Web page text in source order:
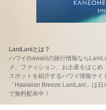
LaniLaniとは？
ハワイ(hawaii)の旅行情報なら
メ、ファッション、お土産をはじ
スポットを紹介するハワイ情報サ
「Hawaiian Breeze LaniLani」は日
で無料配布中！